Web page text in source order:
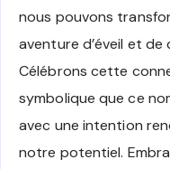
nous pouvons
aventure d’éveil et
Célébrons cette
symbolique que ce
avec une intention
notre potentiel.